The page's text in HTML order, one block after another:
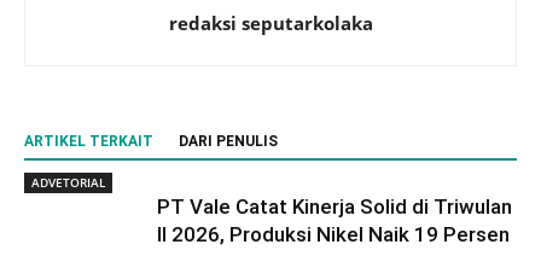
redaksi seputarkolaka
ARTIKEL TERKAIT DARI PENULIS
ADVETORIAL
PT Vale Catat Kinerja Solid di Triwulan
II 2026, Produksi Nikel Naik 19 Persen